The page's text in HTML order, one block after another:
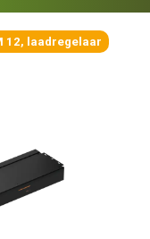
12, laadregelaar